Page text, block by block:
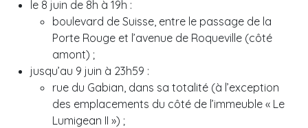
le 8 juin de 8h à 19h :
boulevard de Suisse, entre le passage de la
Porte Rouge et l’avenue de Roqueville (côté
amont) ;
jusqu’au 9 juin à 23h59 :
rue du Gabian, dans sa totalité (à l’exception
des emplacements du côté de l’immeuble « Le
Lumigean II ») ;